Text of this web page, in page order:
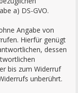
a) DS-GVO.
Angabe von
Hierfür genügt
dessen
bis zum Widerruf
unberührt.